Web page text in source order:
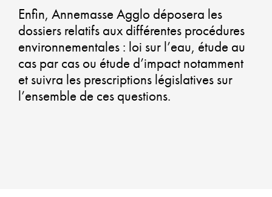
Enfin, Annemasse Agglo déposera les
dossiers relatifs aux différentes procédures
environnementales : loi sur l’eau, étude au
cas par cas ou étude d’impact notamment
et suivra les prescriptions législatives sur
l’ensemble de ces questions.